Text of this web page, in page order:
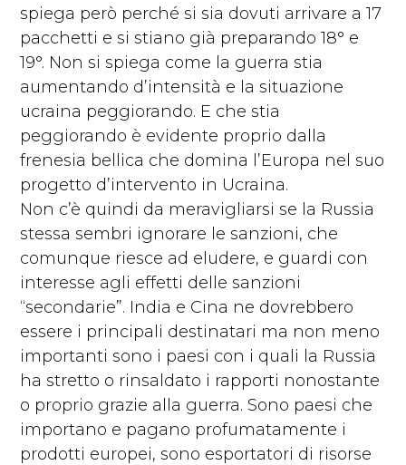
spiega però perché si sia dovuti arrivare a 17
pacchetti e si stiano già preparando 18° e
19°. Non si spiega come la guerra stia
aumentando d’intensità e la situazione
ucraina peggiorando. E che stia
peggiorando è evidente proprio dalla
frenesia bellica che domina l’Europa nel suo
progetto d’intervento in Ucraina.
Non c’è quindi da meravigliarsi se la Russia
stessa sembri ignorare le sanzioni, che
comunque riesce ad eludere, e guardi con
interesse agli effetti delle sanzioni
“secondarie”. India e Cina ne dovrebbero
essere i principali destinatari ma non meno
importanti sono i paesi con i quali la Russia
ha stretto o rinsaldato i rapporti nonostante
o proprio grazie alla guerra. Sono paesi che
importano e pagano profumatamente i
prodotti europei, sono esportatori di risorse